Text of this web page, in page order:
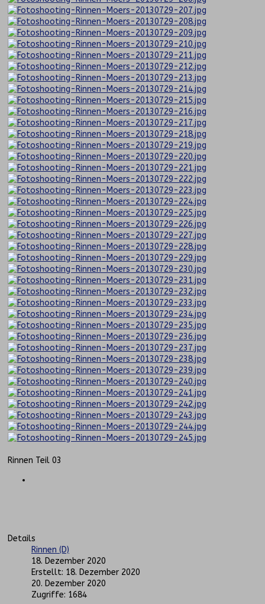
Rinnen Teil 03
Details
Rinnen (D)
18. Dezember 2020
Erstellt: 18. Dezember 2020
20. Dezember 2020
Zugriffe: 1684